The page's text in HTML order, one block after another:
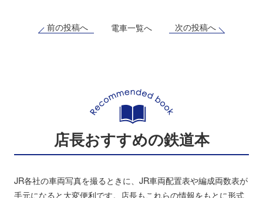
前の投稿へ 電車一覧へ 次の投稿へ
店長おすすめの鉄道本
JR各社の車両写真を撮るときに、JR車両配置表や編成両数表が
手元になると大変便利です。店長もこれらの情報をもとに形式